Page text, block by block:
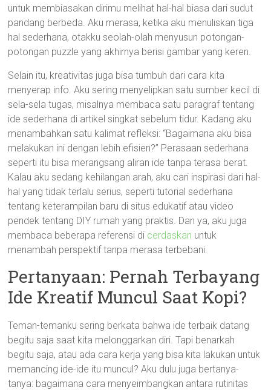
untuk membiasakan dirimu melihat hal-hal biasa dari sudut
pandang berbeda. Aku merasa, ketika aku menuliskan tiga
hal sederhana, otakku seolah-olah menyusun potongan-
potongan puzzle yang akhirnya berisi gambar yang keren.
Selain itu, kreativitas juga bisa tumbuh dari cara kita
menyerap info. Aku sering menyelipkan satu sumber kecil di
sela-sela tugas, misalnya membaca satu paragraf tentang
ide sederhana di artikel singkat sebelum tidur. Kadang aku
menambahkan satu kalimat refleksi: “Bagaimana aku bisa
melakukan ini dengan lebih efisien?” Perasaan sederhana
seperti itu bisa merangsang aliran ide tanpa terasa berat.
Kalau aku sedang kehilangan arah, aku cari inspirasi dari hal-
hal yang tidak terlalu serius, seperti tutorial sederhana
tentang keterampilan baru di situs edukatif atau video
pendek tentang DIY rumah yang praktis. Dan ya, aku juga
membaca beberapa referensi di cerdaskan untuk
menambah perspektif tanpa merasa terbebani.
Pertanyaan: Pernah Terbayang
Ide Kreatif Muncul Saat Kopi?
Teman-temanku sering berkata bahwa ide terbaik datang
begitu saja saat kita melonggarkan diri. Tapi benarkah
begitu saja, atau ada cara kerja yang bisa kita lakukan untuk
memancing ide-ide itu muncul? Aku dulu juga bertanya-
tanya: bagaimana cara menyeimbangkan antara rutinitas